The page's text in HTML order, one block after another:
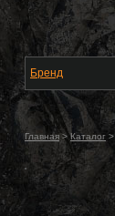
Бренд
Главная>Каталог >